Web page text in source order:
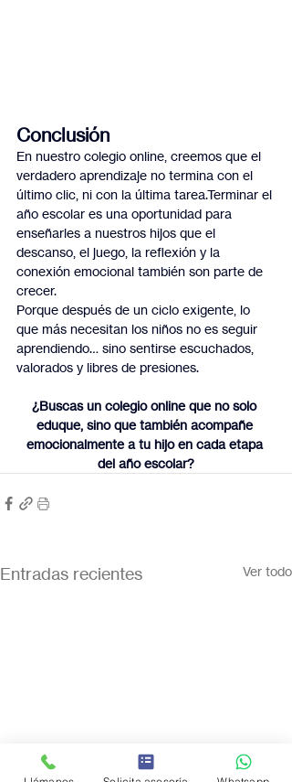
Conclusión
En nuestro colegio online, creemos que el
verdadero aprendizaje no termina con el
último clic, ni con la última tarea.Terminar el
año escolar es una oportunidad para
enseñarles a nuestros hijos que el
descanso, el juego, la reflexión y la
conexión emocional también son parte de
crecer.
Porque después de un ciclo exigente, lo
que más necesitan los niños no es seguir
aprendiendo… sino sentirse escuchados,
valorados y libres de presiones.
¿Buscas un colegio online que no solo
eduque, sino que también acompañe
emocionalmente a tu hijo en cada etapa
del año escolar?
Entradas recientes Ver todo